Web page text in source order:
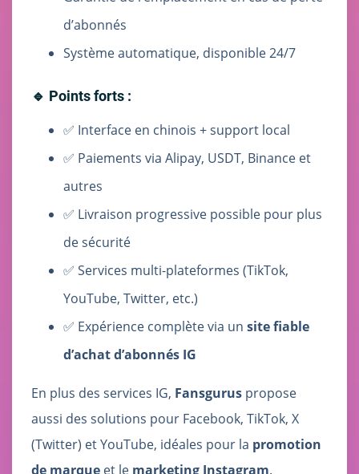
d’abonnés
Système automatique, disponible 24/7
🔹 Points forts :
✅ Interface en chinois + support local
✅ Paiements via Alipay, USDT, Binance et
autres
✅ Livraison progressive possible pour plus
de sécurité
✅ Services multi-plateformes (TikTok,
YouTube, Twitter, etc.)
✅ Expérience complète via un site fiable
d’achat d’abonnés IG
En plus des services IG, Fansgurus propose
aussi des solutions pour Facebook, TikTok, X
(Twitter) et YouTube, idéales pour la promotion
de marque et le marketing Instagram.